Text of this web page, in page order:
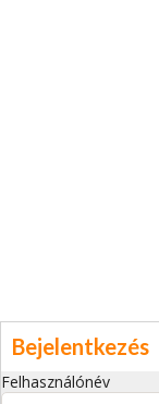
Bejelentkezés
Felhasználónév